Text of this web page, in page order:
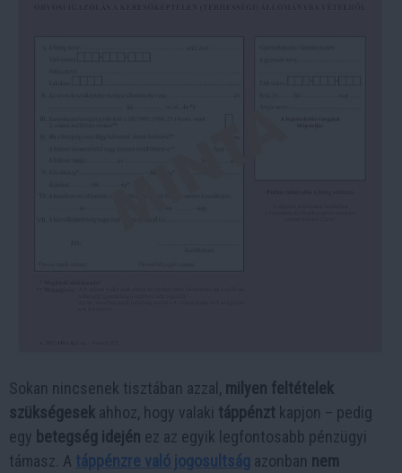
Sokan nincsenek tisztában azzal, milyen feltételek
szükségesek ahhoz, hogy valaki táppénzt kapjon – pedig
egy betegség idején ez az egyik legfontosabb pénzügyi
támasz. A táppénzre való jogosultság azonban nem